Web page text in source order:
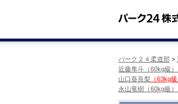
パーク２４柔道部 >
近藤隼斗（60kg級
山口葵良梨 （63kg級
永山竜樹（60kg級